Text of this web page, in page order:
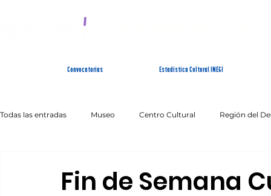
Convocatorias Estadística Cultural INEGI
Todas las entradas Museo Centro Cultural Región del
Fin de Semana